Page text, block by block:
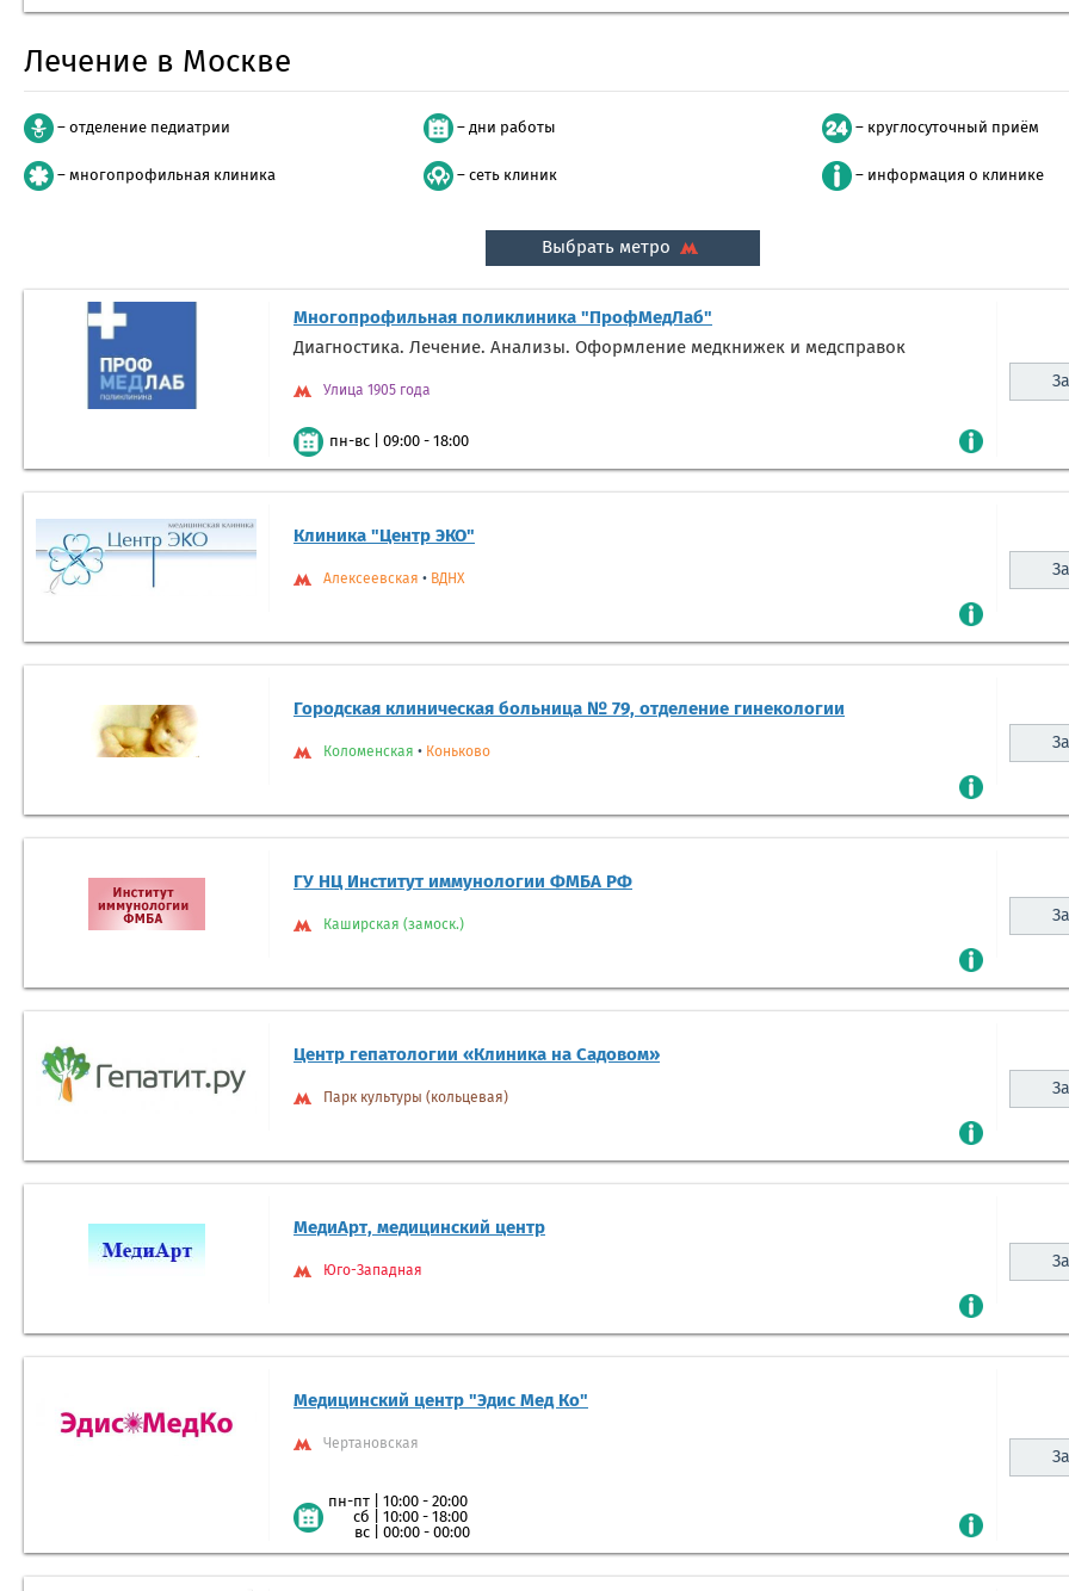
Лечение в Москве
– отделение педиатрии – дни работы – круглосуточный приём
– многопрофильная клиника – сеть клиник – информация о клинике
Выбрать метро
Многопрофильная поликлиника "ПрофМедЛаб"
Диагностика. Лечение. Анализы. Оформление медкнижек и медсправок
Улица 1905 года
пн-вс 09:00 - 18:00
Клиника "Центр ЭКО"
Алексеевская • ВДНХ
Городская клиническая больница № 79, отделение гинекологии
Коломенская • Коньково
ГУ НЦ Институт иммунологии ФМБА РФ
Каширская (замоск.)
Центр гепатологии «Клиника на Садовом»
Парк культуры (кольцевая)
МедиАрт, медицинский центр
Юго-Западная
Медицинский центр "Эдис Мед Ко"
Чертановская
пн-пт
10:00 - 20:00
сб
10:00 - 18:00
вс
00:00 - 00:00